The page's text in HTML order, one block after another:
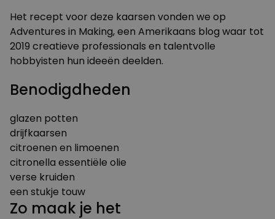
Het recept voor deze kaarsen vonden we op
Adventures in Making, een Amerikaans blog waar tot
2019 creatieve professionals en talentvolle
hobbyisten hun ideeën deelden.
Benodigdheden
glazen potten
drijfkaarsen
citroenen en limoenen
citronella essentiële olie
verse kruiden
een stukje touw
Zo maak je het